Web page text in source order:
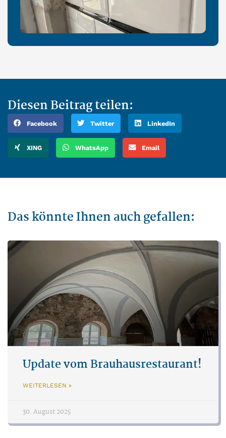
Diesen Beitrag teilen:
Facebook Twitter LinkedIn
XING WhatsApp Email
Das könnte Ihnen auch gefallen:
Update vom Brauhausrestaurant!
WEITERLESEN »
30. August 2025